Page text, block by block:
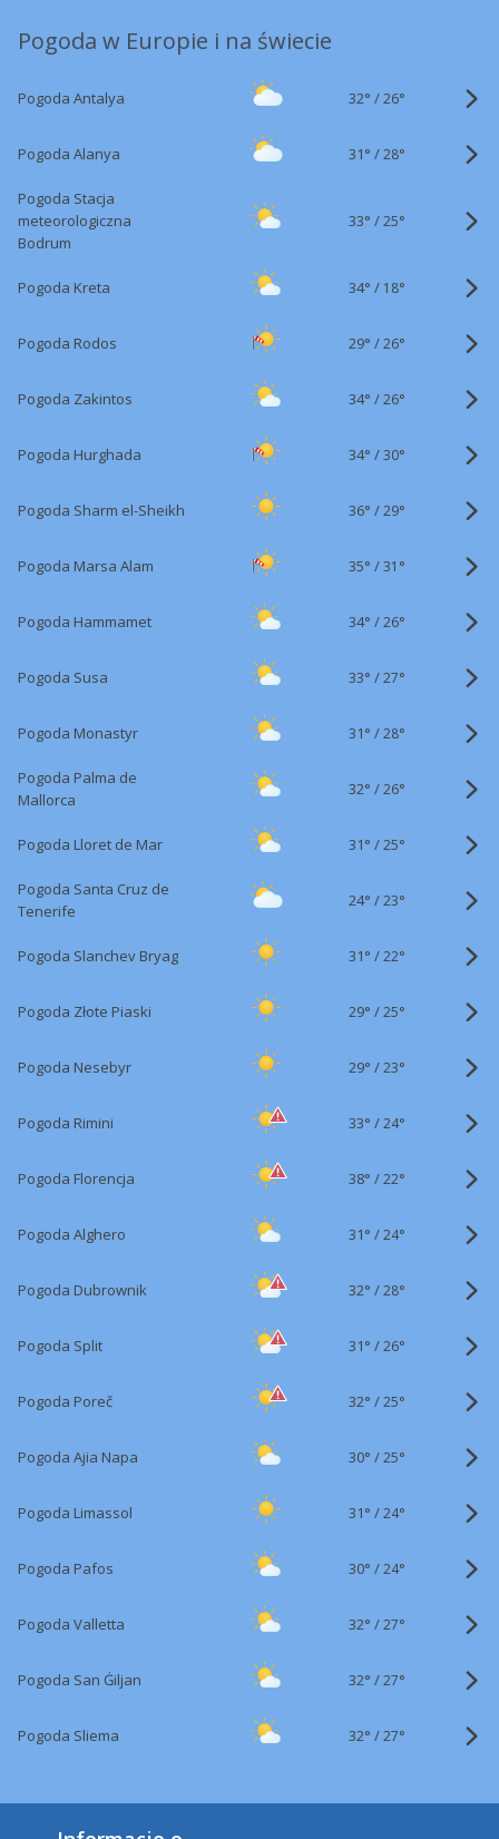
Pogoda w Europie i na świecie
Pogoda Antalya 32° /26°
Pogoda Alanya 31° /28°
Pogoda Stacja
meteorologiczna
Bodrum
33° /25°
Pogoda Kreta 34° / 18°
Pogoda Rodos 29° /26°
Pogoda Zakintos 34° /26°
Pogoda Hurghada 34° /30°
Pogoda Sharm el-Sheikh 36° /29°
Pogoda Marsa Alam 35° /31°
Pogoda Hammamet 34° /26°
Pogoda Susa 33° /27°
Pogoda Monastyr 31° /28°
Pogoda Palma de
Mallorca
32° /26°
Pogoda Lloret de Mar 31° /25°
Pogoda Santa Cruz de
Tenerife
24° /23°
Pogoda Slanchev Bryag 31° /22°
Pogoda Złote Piaski 29° /25°
Pogoda Nesebyr 29° /23°
Pogoda Rimini 33° /24°
Pogoda Florencja 38° /22°
Pogoda Alghero 31° /24°
Pogoda Dubrownik 32° /28°
Pogoda Split 31° /26°
Pogoda Poreč 32° /25°
Pogoda Ajia Napa 30° /25°
Pogoda Limassol 31° /24°
Pogoda Pafos 30° /24°
Pogoda Valletta 32° /27°
Pogoda San Ġiljan 32° /27°
Pogoda Sliema 32° /27°